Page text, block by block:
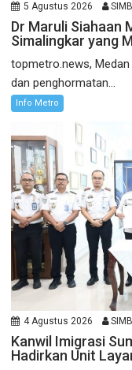
5 Agustus 2026
Dr Maruli Siahaan
Simalingkar yang
topmetro.news,
dan penghormatan...
Info Metro
4 Agustus 2026
Kanwil Imigrasi
Hadirkan Unit